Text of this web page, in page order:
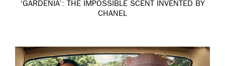
‘GARDÉNIA’: THE IMPOSSIBLE SCENT INVENTED BY
CHANEL